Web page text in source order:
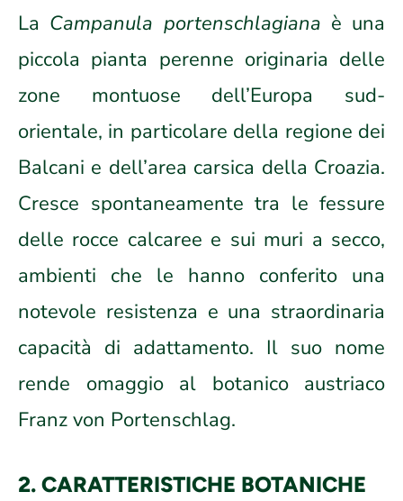
La Campanula portenschlagiana è una
piccola pianta perenne originaria delle
zone montuose dell’Europa sud-
orientale, in particolare della regione dei
Balcani e dell’area carsica della Croazia.
Cresce spontaneamente tra le fessure
delle rocce calcaree e sui muri a secco,
ambienti che le hanno conferito una
notevole resistenza e una straordinaria
capacità di adattamento. Il suo nome
rende omaggio al botanico austriaco
Franz von Portenschlag.
2. CARATTERISTICHE BOTANICHE